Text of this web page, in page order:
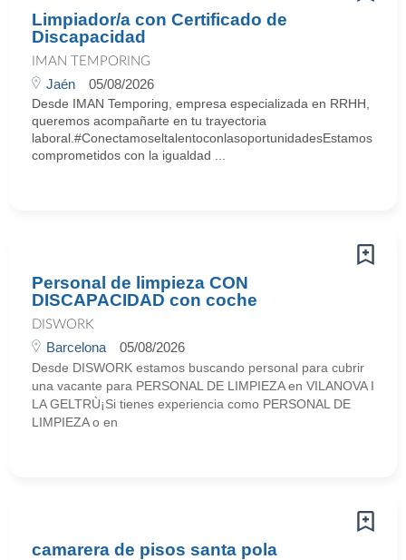
Limpiador/a con Certificado de
Discapacidad
IMAN TEMPORING
Jaén 05/08/2026
Desde IMAN Temporing, empresa especializada en RRHH,
queremos acompañarte en tu trayectoria
laboral.#ConectamoseltalentoconlasoportunidadesEstamos
comprometidos con la igualdad ...
Personal de limpieza CON
DISCAPACIDAD con coche
DISWORK
Barcelona 05/08/2026
Desde DISWORK estamos buscando personal para cubrir
una vacante para PERSONAL DE LIMPIEZA en VILANOVA I
LA GELTRÙ¡Si tienes experiencia como PERSONAL DE
LIMPIEZA o en
camarera de pisos santa pola